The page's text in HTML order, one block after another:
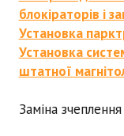
блокіраторів і
Установка
Установка
штатної
Заміна